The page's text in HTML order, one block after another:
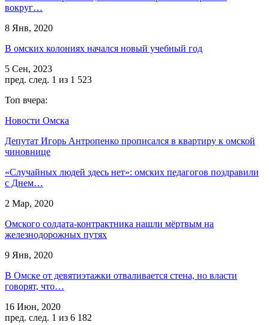
вокруг…
8 Янв, 2020
В омских колониях начался новый учебный год
5 Сен, 2023
пред. след. 1 из 1 523
Топ вчера:
Новости Омска
Депутат Игорь Антропенко прописался в квартиру к омской
чиновнице
«Случайных людей здесь нет»: омских педагогов поздравили
с Днем…
2 Мар, 2020
Омского солдата-контрактника нашли мёртвым на
железнодорожных путях
9 Янв, 2020
В Омске от девятиэтажки отваливается стена, но власти
говорят, что…
16 Июн, 2020
пред. след. 1 из 6 182